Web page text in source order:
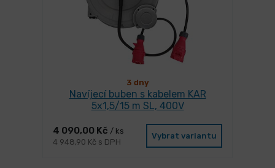
3 dny
Navíjecí buben s kabelem KAR
5x1,5/15 m SL, 400V
4 090,00 Kč / ks
4 948,90 Kč s DPH
Vybrat variantu